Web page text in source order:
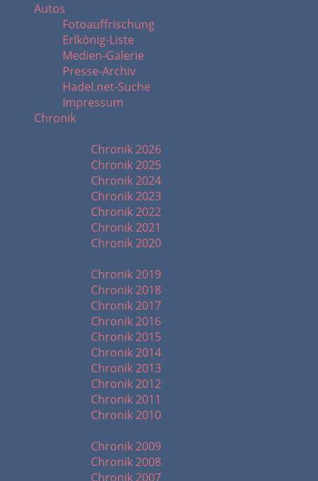
Autos
Fotoauffrischung
Erlkönig-Liste
Medien-Galerie
Presse-Archiv
Hadel.net-Suche
Impressum
Chronik
Chronik 2026
Chronik 2025
Chronik 2024
Chronik 2023
Chronik 2022
Chronik 2021
Chronik 2020
Chronik 2019
Chronik 2018
Chronik 2017
Chronik 2016
Chronik 2015
Chronik 2014
Chronik 2013
Chronik 2012
Chronik 2011
Chronik 2010
Chronik 2009
Chronik 2008
Chronik 2007